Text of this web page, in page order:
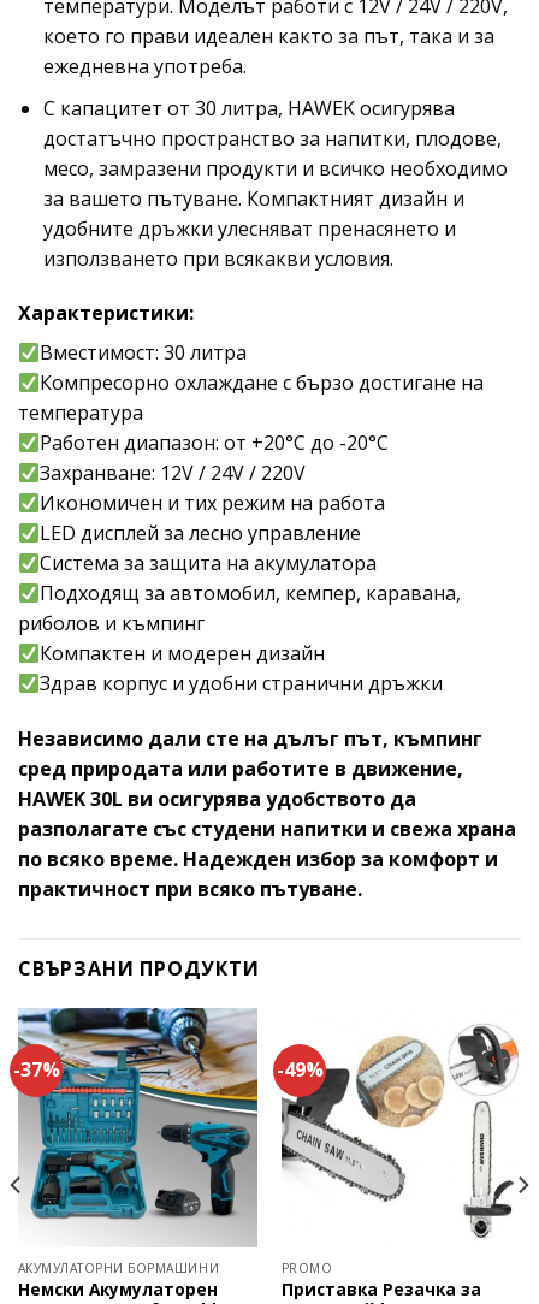
температури. Моделът работи с 12V / 24V / 220V,
което го прави идеален както за път, така и за
ежедневна употреба.
С капацитет от 30 литра, HAWEK осигурява
достатъчно пространство за напитки, плодове,
месо, замразени продукти и всичко необходимо
за вашето пътуване. Компактният дизайн и
удобните дръжки улесняват пренасянето и
използването при всякакви условия.
Характеристики:
Вместимост: 30 литра
Компресорно охлаждане с бързо достигане на
температура
Работен диапазон: от +20°C до -20°C
Захранване: 12V / 24V / 220V
Икономичен и тих режим на работа
LED дисплей за лесно управление
Система за защита на акумулатора
Подходящ за автомобил, кемпер, каравана,
риболов и къмпинг
Компактен и модерен дизайн
Здрав корпус и удобни странични дръжки
Независимо дали сте на дълъг път, къмпинг
сред природата или работите в движение,
HAWEK 30L ви осигурява удобството да
разполагате със студени напитки и свежа храна
по всяко време. Надежден избор за комфорт и
практичност при всяко пътуване.
СВЪРЗАНИ ПРОДУКТИ
-37%
АКУМУЛАТОРНИ БОРМАШИНИ
Немски Акумулаторен
-49%
PROMO
Приставка Резачка за